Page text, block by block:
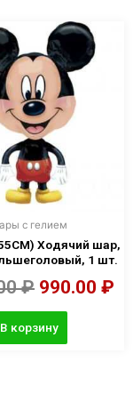
с гелием
Ходячий шар,
1 шт.
₽ 990.00 ₽
В корзину